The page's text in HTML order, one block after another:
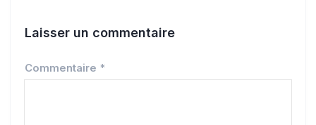
Laisser un commentaire
Commentaire *